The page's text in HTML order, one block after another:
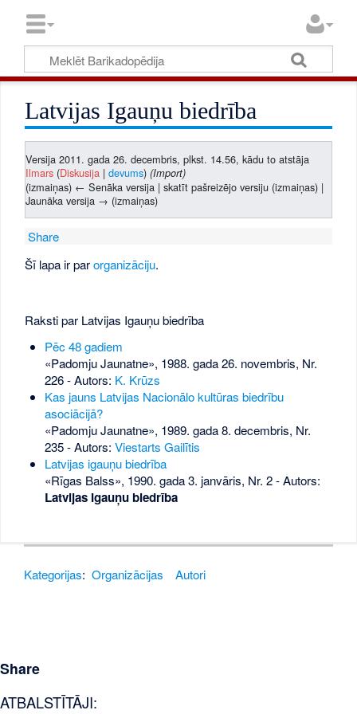
Latvijas Igauņu biedrība
Versija 2011. gada 26. decembris, plkst. 14.56, kādu to atstāja
Ilmars (Diskusija |devums) (Import)
(izmaiņas) ← Senāka versija | skatīt pašreizējo versiju (izmaiņas) |
Jaunāka versija → (izmaiņas)
Share
Šī lapa ir parorganizāciju.
Raksti par Latvijas Igauņu biedrība
Pēc 48 gadiem
«Padomju Jaunatne», 1988. gada 26. novembris, Nr.
226- Autors: K. Krūzs
Kas jauns Latvijas Nacionālo kultūras biedrību
asociācijā?
«Padomju Jaunatne», 1989. gada 8. decembris, Nr.
235- Autors: Viestarts Gailītis
Latvijas igauņu biedrība
«Rīgas Balss», 1990. gada 3. janvāris, Nr. 2- Autors:
Latvijas Igauņu biedrība
Kategorijas: Organizācijas Autori
Share
ATBALSTĪTĀJI: